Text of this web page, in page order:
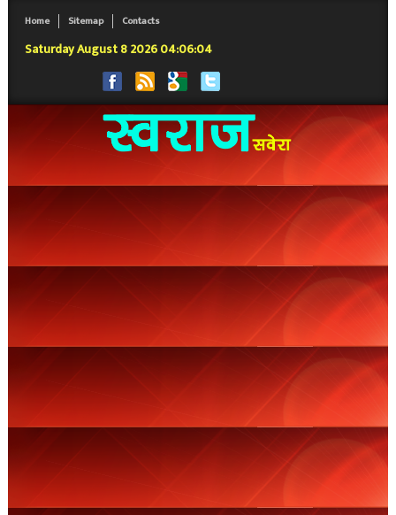
Home Sitemap Contacts
Saturday August 8 2026 04:06:04